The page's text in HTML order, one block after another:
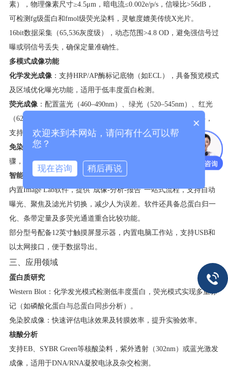
素），物理像素尺寸≥4.5μm，暗电流≤0.002e/p/s，信噪比>56dB，
可检测fg级蛋白和fmol级荧光染料，灵敏度媲美传统X光片。
16bit数据采集（65,536灰度级），动态范围>4.8 OD，避免强信号过
曝或弱信号丢失，确保定量准确性。
多模式成像功能
化学发光成像 ​：支持HRP/AP酶标记底物（如ECL），具备预览模式
及区域优化曝光功能，适用于低丰度蛋白检测。
荧光成像 ​：配置蓝光（460–490nm）、绿光（520–545nm）、红光
（625–650nm）等多通道光源，兼容Alexa、DyLight等荧光染料，
支持多重Western Blot分析。
免染技术​：Stain-Free模块可在5秒内完成蛋白定量，无需染色步
骤，且成像后凝胶可继续转膜，不影响后续实验。
智能操作与软件支持
内置Image Lab软件，提供“成像-分析-报告”一站式流程，支持自动
曝光、聚焦及滤光片切换，减少人为误差。软件还具备总蛋白归一
化、条带定量及多荧光通道重合比较功能。
部分型号配备12英寸触摸屏显示器，内置电脑工作站，支持USB和
以太网接口，便于数据导出。
三、应用领域
蛋白质研究
Western Blot：化学发光模式检测低丰度蛋白，荧光模式实现多重标
记（如磷酸化蛋白与总蛋白同步分析）。
免染胶成像：快速评估电泳效果及转膜效率，提升实验效率。
核酸分析
支持EB、SYBR Green等核酸染料，紫外透射（302nm）或蓝光激发
成像，适用于DNA/RNA凝胶电泳及杂交检测。
×
欢迎来到本网站，请问有什么可以帮
您？
现在咨询 稍后再说